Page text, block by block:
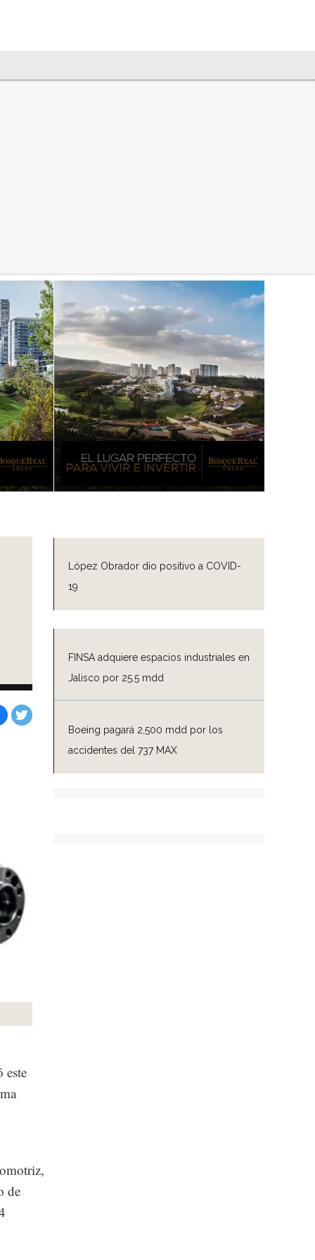
López Obrador dio positivo a COVID-
19
FINSA adquiere espacios industriales en
Jalisco por 25.5 mdd
Boeing pagará 2,500 mdd por los
accidentes del 737 MAX
este
de